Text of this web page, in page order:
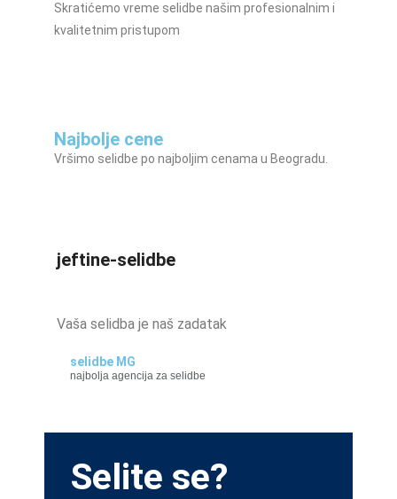
jeftine-selidbe
Vaša selidba je naš zadatak
selidbe MG
najbolja agencija za selidbe
Selite se?
Skratićemo vreme selidbe našim profesionalnim i
kvalitetnim pristupom
Najbolje cene
Vršimo selidbe po najboljim cenama u Beogradu.